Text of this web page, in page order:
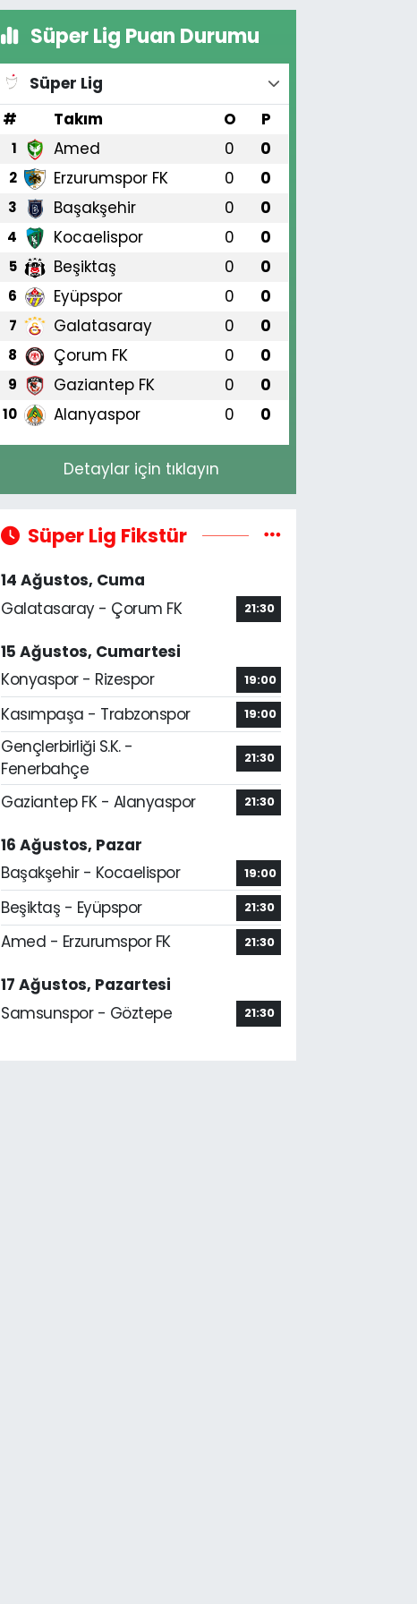
Süper Lig Puan Durumu
Süper Lig
#
Takım O P
1 Amed 0 0
2 Erzurumspor FK 0 0
3 Başakşehir 0 0
4 Kocaelispor 0 0
5 Beşiktaş 0 0
6 Eyüpspor 0 0
7 Galatasaray 0 0
8 Çorum FK 0 0
9 Gaziantep FK 0 0
10 Alanyaspor 0 0
Detaylar için tıklayın
Süper Lig Fikstür
14 Ağustos, Cuma
Galatasaray - Çorum FK
21:30
15 Ağustos, Cumartesi
Konyaspor - Rizespor
19:00
Kasımpaşa - Trabzonspor 19:00
Gençlerbirliği S.K. -
Fenerbahçe
21:30
Gaziantep FK - Alanyaspor 21:30
16 Ağustos, Pazar
Başakşehir - Kocaelispor
19:00
Beşiktaş - Eyüpspor 21:30
Amed - Erzurumspor FK 21:30
17 Ağustos, Pazartesi
Samsunspor - Göztepe
21:30